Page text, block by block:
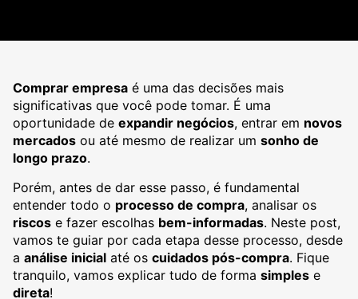
Comprar empresa é uma das decisões mais
significativas que você pode tomar. É uma
oportunidade de expandir negócios, entrar em novos
mercados ou até mesmo de realizar um sonho de
longo prazo.
Porém, antes de dar esse passo, é fundamental
entender todo o processo de compra, analisar os
riscos e fazer escolhas bem-informadas. Neste post,
vamos te guiar por cada etapa desse processo, desde
a análise inicial até os cuidados pós-compra. Fique
tranquilo, vamos explicar tudo de forma simples e
direta!